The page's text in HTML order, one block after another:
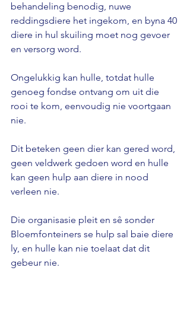
behandeling benodig, nuwe
reddingsdiere het ingekom, en byna 40
diere in hul skuiling moet nog gevoer
en versorg word.
Ongelukkig kan hulle, totdat hulle
genoeg fondse ontvang om uit die
rooi te kom, eenvoudig nie voortgaan
nie.
Dit beteken geen dier kan gered word,
geen veldwerk gedoen word en hulle
kan geen hulp aan diere in nood
verleen nie.
Die organisasie pleit en sê sonder
Bloemfonteiners se hulp sal baie diere
ly, en hulle kan nie toelaat dat dit
gebeur nie.